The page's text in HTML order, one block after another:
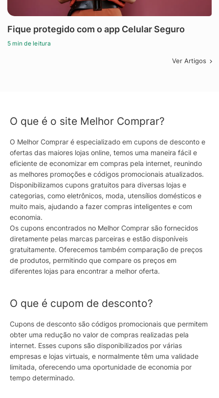
Fique protegido com o app Celular Seguro
5 min de leitura
Ver Artigos
O que é o site Melhor Comprar?
O Melhor Comprar é especializado em cupons de desconto e
ofertas das maiores lojas online, temos uma maneira fácil e
eficiente de economizar em compras pela internet, reunindo
as melhores promoções e códigos promocionais atualizados.
Disponibilizamos cupons gratuitos para diversas lojas e
categorias, como eletrônicos, moda, utensílios domésticos e
muito mais, ajudando a fazer compras inteligentes e com
economia.
Os cupons encontrados no Melhor Comprar são fornecidos
diretamente pelas marcas parceiras e estão disponíveis
gratuitamente. Oferecemos também comparação de preços
de produtos, permitindo que compare os preços em
diferentes lojas para encontrar a melhor oferta.
O que é cupom de desconto?
Cupons de desconto são códigos promocionais que permitem
obter uma redução no valor de compras realizadas pela
internet. Esses cupons são disponibilizados por várias
empresas e lojas virtuais, e normalmente têm uma validade
limitada, oferecendo uma oportunidade de economia por
tempo determinado.